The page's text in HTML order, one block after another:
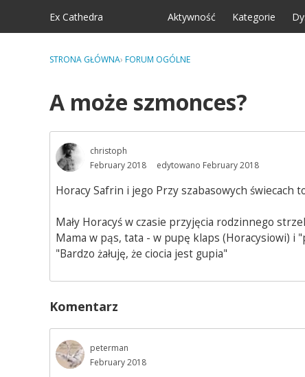
Skip to contentEx Cathedra Aktywność Kategorie
STRONA GŁÓWNA› FORUM OGÓLNE
A może szmonces?
christoph
February 2018
edytowano February 2018
Horacy Safrin i jego Przy szabasowych świecach
Mały Horacyś w czasie przyjęcia rodzinnego
Mama w pąs, tata - w pupę klaps (Horacysiowi) i
"Bardzo żałuję, że ciocia jest gupia"
Komentarz
peterman
February 2018